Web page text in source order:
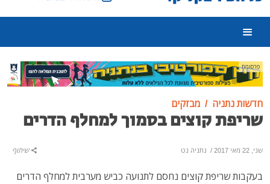
פרסומת
חדשות נתניה מבזקים
שריפת קוצים בסמוך למחלף הדרים
שני, 22 מאי 2017 / נתניה נט שיתוף
בעקבות שריפת קוצים נחסם לתנועה כביש מערבית למחלף הדרים